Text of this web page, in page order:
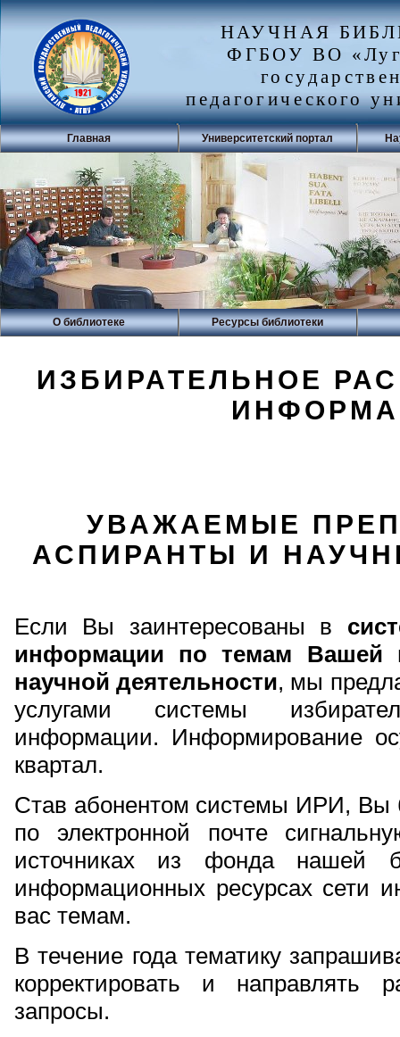
НАУЧНАЯ
ФГБОУ ВО
педагогического
Главная Университетский портал
О библиотеке Ресурсы библиотеки
ИЗБИРАТЕЛЬНОЕ
УВАЖАЕМЫЕ
АСПИРАНТЫ И
Если Вы заинтересованы в
информации по темам Вашей
научной деятельности, мы
услугами системы
информации. Информирование
квартал.
Став абонентом системы ИРИ, Вы
по электронной почте
источниках из фонда нашей
информационных ресурсах сети
вас темам.
В течение года тематику
корректировать и направлять
запросы.